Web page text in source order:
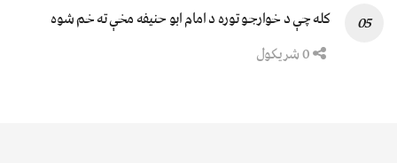
کله چې د خوارجو توره د امام ابو حنیفه مخې ته خم شوه